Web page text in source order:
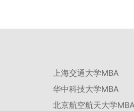
绩低于60分者不予录取。同等学力考生复试
行复核。考核不合格者不予录取。四、录取
评议成绩和复试成绩加权得出，具体计算公
成绩 × 50% + 复试成绩 × 50%。2.录取工作
取、保证质量、宁缺毋滥”原则，根据招生计
政治表现及身心健康状况等因素确定拟录取
学校不断优化学科结构。面向国家战略和产
教育、科技、人才协同发展的理念贯穿研究
优化前者课程体系的理论深度，强化后者课
地建设管理办法》等文件，明确产学研一体
上海交通大学MBA
华中科技大学MBA
北京航空航天大学MBA